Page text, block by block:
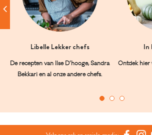
Libelle Lekker chefs
De recepten van Ilse D’hooge, Sandra
Bekkari en al onze andere chefs.
In
Ontdek hier